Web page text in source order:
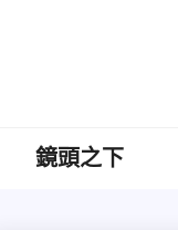
鏡頭之下